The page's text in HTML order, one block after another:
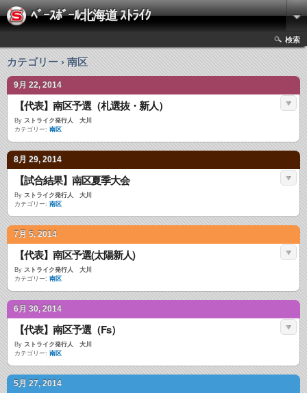
ﾍﾞｰｽﾎﾞｰﾙ北海道 ｽﾄﾗｲｸ
検索
カテゴリー › 南区
9月 22, 2014
【代表】南区予選（札選抜・新人）
By ストライク発行人 大川
カテゴリー: 南区
8月 29, 2014
【試合結果】南区夏季大会
By ストライク発行人 大川
カテゴリー: 南区
7月 5, 2014
【代表】南区予選(太陽新人)
By ストライク発行人 大川
カテゴリー: 南区
6月 30, 2014
【代表】南区予選（Fs）
By ストライク発行人 大川
カテゴリー: 南区
5月 27, 2014